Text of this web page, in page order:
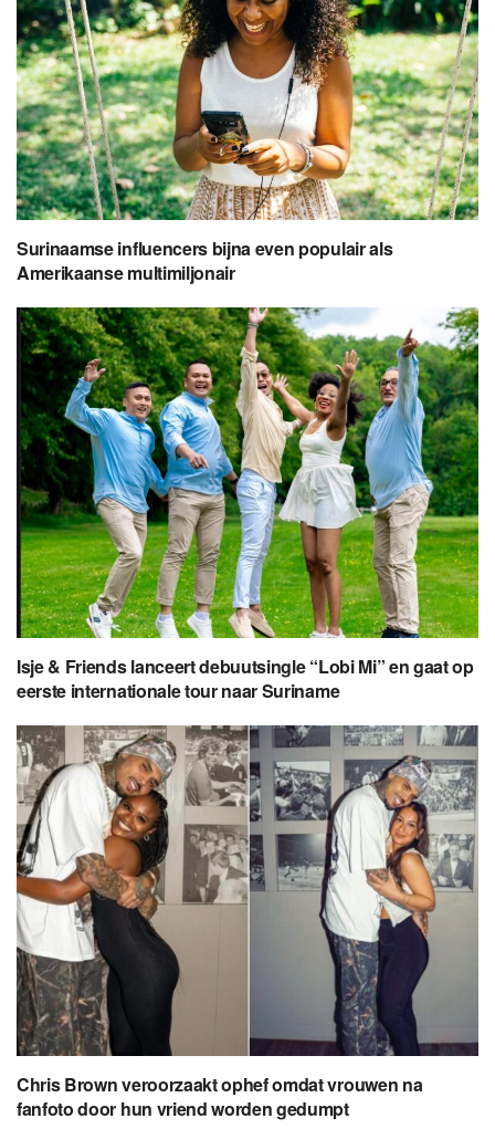
Surinaamse influencers bijna even populair als
Amerikaanse multimiljonair
Isje & Friends lanceert debuutsingle “Lobi Mi” en gaat op
eerste internationale tour naar Suriname
Chris Brown veroorzaakt ophef omdat vrouwen na
fanfoto door hun vriend worden gedumpt